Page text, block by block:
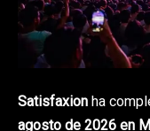
Satisfaxionha